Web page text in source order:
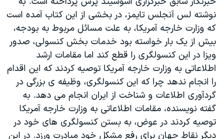
چهل سال گروگان‌گیری
قانون شفافیت دارائی کادر رهبری ایران
اعتراضات مردمی آبان ۹۸
اسرائیل در جنگ
نرگس محمدی برنده جایزه نوبل صلح
همایش محافظه‌کاران آمریکا «سی‌پک»
صفحه‌های ویژه
نوشته لس آنجلس تايمز، در بخشی از اين کتاب آمده است
که وزارت خارجه آمريکا، به علت مسائل مربوط به بودجه،
بيش از يک بار خواسته بود خدمات بخش کنسولی، صدور
ويزا در اين کنسولگری را قطع کند اما مقامات ارشد
اطلاعاتی به وزارت خارجه آمريکا توصيه کردند که اين اقدام
را انجام ندهد چرا که اين کنسولگری، وظيفه ی بزرگی در
گردآوری اطلاعات و شناخت از ايران انجام می دهد. به
گفته نويسنده، مقامات اطلاعاتی به وزارت خارجه آمريکا
توصيه کردند در عوض، به بستن کنسولگری های خود در
ديگر نقاط جهان برای رفع مشکل خود مبادرت ورزد. در اين